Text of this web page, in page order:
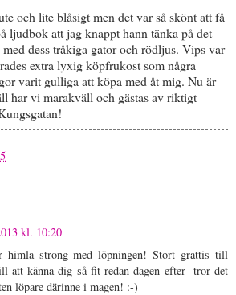
och lite blåsigt men det var så skönt att få
ljudbok att jag knappt hann tänka på det
dess tråkiga gator och rödljus. Vips var
extra lyxig köpfrukost som några
varit gulliga att köpa med åt mig. Nu är
har vi marakväll och gästas av riktigt
kl. 10:20
himla strong med löpningen! Stort grattis till
att känna dig så fit redan dagen efter -tror det
löpare därinne i magen! :-)